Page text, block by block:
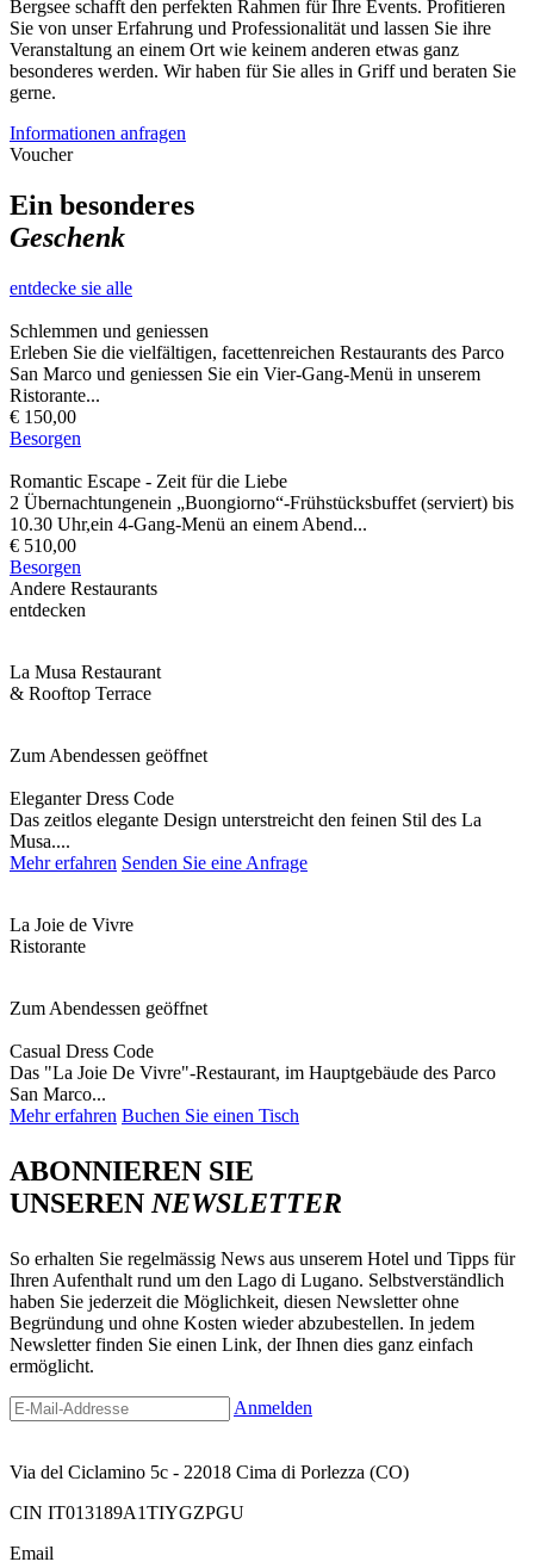
Bergsee schafft den perfekten Rahmen für Ihre Events. Profitieren
Sie von unser Erfahrung und Professionalität und lassen Sie ihre
Veranstaltung an einem Ort wie keinem anderen etwas ganz
besonderes werden. Wir haben für Sie alles in Griff und beraten Sie
gerne.
Informationen anfragen
Voucher
Ein besonderes
Geschenk
entdecke sie alle
Schlemmen und geniessen
Erleben Sie die vielfältigen, facettenreichen Restaurants des Parco
San Marco und geniessen Sie ein Vier-Gang-Menü in unserem
Ristorante...
€ 150,00
Besorgen
Romantic Escape - Zeit für die Liebe
2 Übernachtungenein „Buongiorno“-Frühstücksbuffet (serviert) bis
10.30 Uhr,ein 4-Gang-Menü an einem Abend...
€ 510,00
Besorgen
Andere Restaurants
entdecken
La Musa Restaurant
& Rooftop Terrace
Zum Abendessen geöffnet
Eleganter Dress Code
Das zeitlos elegante Design unterstreicht den feinen Stil des La
Musa....
Mehr erfahren Senden Sie eine Anfrage
La Joie de Vivre
Ristorante
Zum Abendessen geöffnet
Casual Dress Code
Das "La Joie De Vivre"-Restaurant, im Hauptgebäude des Parco
San Marco...
Mehr erfahren Buchen Sie einen Tisch
ABONNIEREN SIE
UNSEREN NEWSLETTER
So erhalten Sie regelmässig News aus unserem Hotel und Tipps für
Ihren Aufenthalt rund um den Lago di Lugano. Selbstverständlich
haben Sie jederzeit die Möglichkeit, diesen Newsletter ohne
Begründung und ohne Kosten wieder abzubestellen. In jedem
Newsletter finden Sie einen Link, der Ihnen dies ganz einfach
ermöglicht.
Anmelden
Via del Ciclamino 5c - 22018 Cima di Porlezza (CO)
CIN IT013189A1TIYGZPGU
Email